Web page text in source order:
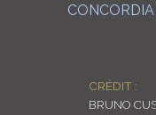
CONCORDIA
CRÉDIT :
BRUNO